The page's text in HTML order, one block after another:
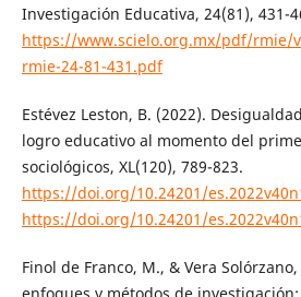
Investigación Educativa, 24(81), 431-
https://www.scielo.org.mx/pdf/rmie/
rmie-24-81-431.pdf
Estévez Leston, B. (2022).
logro educativo al momento del
sociológicos, XL(120), 789-823.
https://doi.org/10.24201/
https://doi.org/10.24201/
Finol de Franco, M., & Vera